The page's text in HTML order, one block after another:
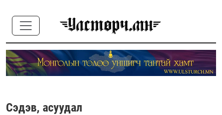
Сэдэв, асуудал